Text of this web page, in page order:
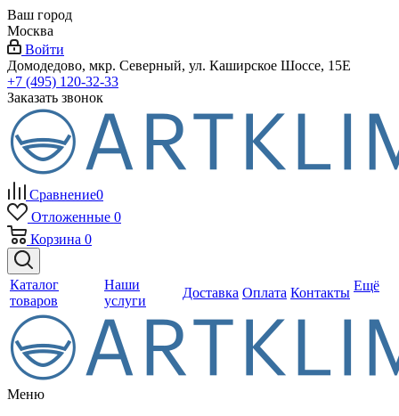
Ваш город
Москва
Войти
Домодедово, мкр. Северный, ул. Каширское Шоссе, 15Е
+7 (495) 120-32-33
Заказать звонок
Сравнение0
Отложенные 0
Корзина 0
Каталог
товаров
Наши
услуги
Доставка Оплата Контакты Ещё
Меню